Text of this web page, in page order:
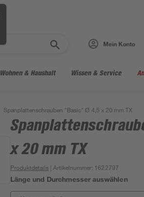
Mein Konto
Wohnen & Haushalt Wissen & Service
Spanplattenschrauben "Basic" Ø 4,5 x 20 mm TX
x 20 mm TX
Produktdetails | Artikelnummer: 1622797
Länge und Durchmesser auswählen